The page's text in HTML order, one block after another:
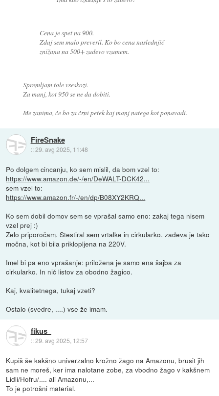
Cena je spet na 900.
Zdaj sem malo preveril. Ko bo cena naslednjič
znižana na 500+ zadevo vzamem.
Spremljam tole vseskozi.
Za manj, kot 950 se ne da dobiti.
Me zanima, če bo za črni petek kaj manj natega kot ponavadi.
FireSnake
::29. avg 2025, 11:48
Po dolgem cincanju, ko sem mislil, da bom vzel to:
https://www.amazon.de/-/en/DeWALT-DCK42...
sem vzel to:
https://www.amazon.fr/-/en/dp/B08XY2KRQ...
Ko sem dobil domov sem se vprašal samo eno: zakaj tega nisem
vzel prej :)
Zelo priporočam. Stestiral sem vrtalke in cirkularko. zadeva je tako
močna, kot bi bila priklopljena na 220V.
Imel bi pa eno vprašanje: priložena je samo ena šajba za
cirkularko. In nič listov za obodno žagico.
Kaj, kvalitetnega, tukaj vzeti?
Ostalo (svedre, ....) vse že imam.
fikus_
::29. avg 2025, 12:57
Kupiš še kakšno univerzalno krožno žago na Amazonu, brusit jih
sam ne moreš, ker ima nalotane zobe, za vbodno žago v kakšnem
Lidli/Hofru/.... ali Amazonu,...
To je potrošni material.